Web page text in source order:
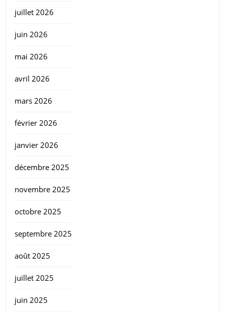
juillet 2026
juin 2026
mai 2026
avril 2026
mars 2026
février 2026
janvier 2026
décembre 2025
novembre 2025
octobre 2025
septembre 2025
août 2025
juillet 2025
juin 2025